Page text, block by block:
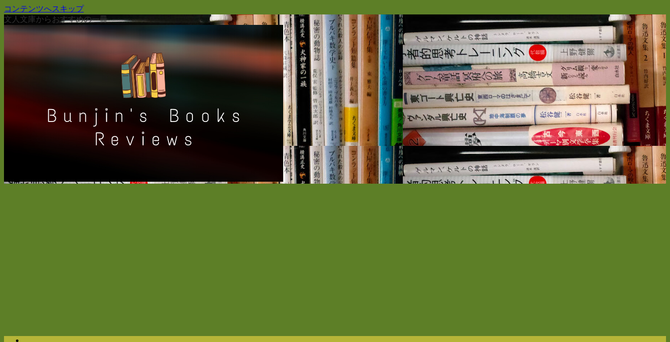
コンテンツへスキップ
文人文庫からおすすめの一冊